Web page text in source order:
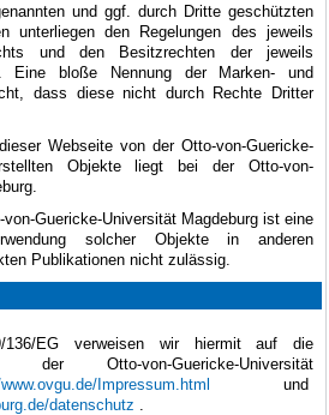
und ggf. durch Dritte geschützten
unterliegen den Regelungen des jeweils
und den Besitzrechten der jeweils
Eine bloße Nennung der Marken- und
dass diese nicht durch Rechte Dritter
Webseite von der Otto-von-Guericke-
Objekte liegt bei der Otto-von-
Guericke-Universität Magdeburg ist eine
solcher Objekte in anderen
Publikationen nicht zulässig.
136/EG verweisen wir hiermit auf die
der Otto-von-Guericke-Universität
Impressum.html
und
datenschutz